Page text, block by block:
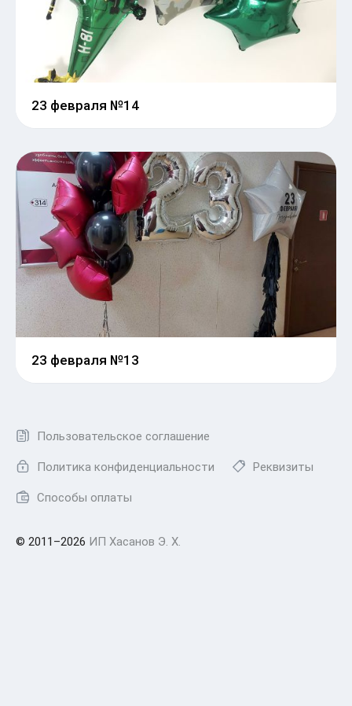
23 февраля №14
23 февраля №13
Пользовательское соглашение
Политика конфиденциальности Реквизиты
Способы оплаты
© 2011–2026 ИП Хасанов Э. Х.